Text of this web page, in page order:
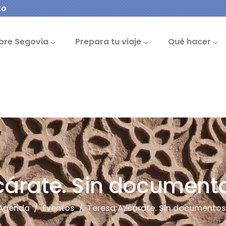
Segovia Prepara tu viaje Qué hacer
Sin
/ Eventos/ Teresa Azcárate. Sin